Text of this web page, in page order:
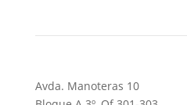
Avda. Manoteras 10